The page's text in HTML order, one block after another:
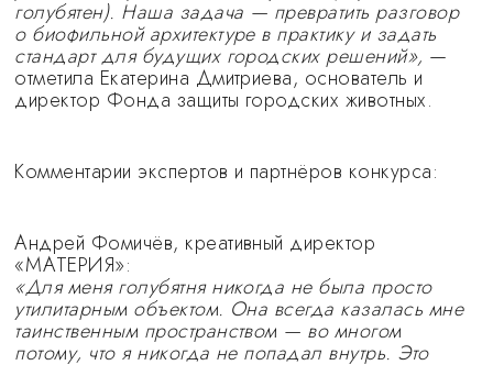
голубятен). Наша задача — превратить разговор
о биофильной архитектуре в практику и задать
стандарт для будущих городских решений», —
отметила Екатерина Дмитриева, основатель и
директор Фонда защиты городских животных.
Комментарии экспертов и партнёров конкурса:
Андрей Фомичёв, креативный директор
«МАТЕРИЯ»:
«Для меня голубятня никогда не была просто
утилитарным объектом. Она всегда казалась мне
таинственным пространством — во многом
потому, что я никогда не попадал внутрь. Это